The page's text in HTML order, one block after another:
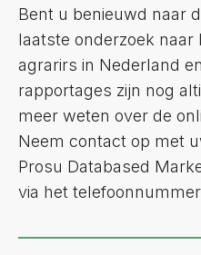
Bent u benieuwd naar
laatste onderzoek naar
agrarirs in Nederland
rapportages zijn nog
meer weten over de
Neem contact op met
Prosu Databased
via het